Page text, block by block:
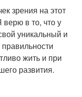
зрения на этот
верю в то, что у
уникальный и
жить и при
развития.